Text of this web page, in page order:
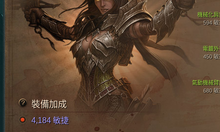
電鍍外
450 敏
氣動機械臂
680 敏
機械化肩
594 敏
裝備加成
4,184 敏捷